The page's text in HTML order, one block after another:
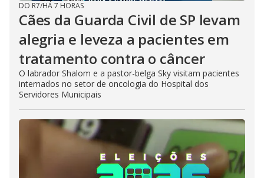
DO R7/HÁ 7 HORAS
Cães da Guarda Civil de SP levam
alegria e leveza a pacientes em
tratamento contra o câncer
O labrador Shalom e a pastor-belga Sky visitam pacientes
internados no setor de oncologia do Hospital dos
Servidores Municipais